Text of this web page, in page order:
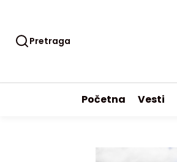
Pretraga
Početna Vesti